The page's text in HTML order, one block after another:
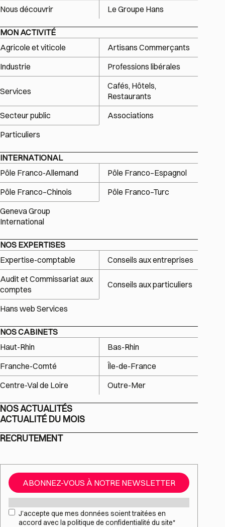
Nous découvrir
Le Groupe Hans
MON ACTIVITÉ
Agricole et viticole
Artisans Commerçants
Industrie
Professions libérales
Services
Cafés, Hôtels,
Restaurants
Secteur public
Associations
Particuliers
INTERNATIONAL
Pôle Franco-Allemand
Pôle Franco–Espagnol
Pôle Franco–Chinois
Pôle Franco–Turc
Geneva Group
International
NOS EXPERTISES
Expertise-comptable
Conseils aux entreprises
Audit et Commissariat aux
comptes
Conseils aux particuliers
Hans web Services
NOS CABINETS
Haut-Rhin
Bas-Rhin
Franche-Comté
Île-de-France
Centre-Val de Loire
Outre-Mer
NOS ACTUALITÉS
ACTUALITÉ DU MOIS
RECRUTEMENT
ABONNEZ-VOUS À NOTRE NEWSLETTER
Mail*
RGPD*
J’accepte que mes données soient traitées en
accord avec la politique de confidentialité du site*